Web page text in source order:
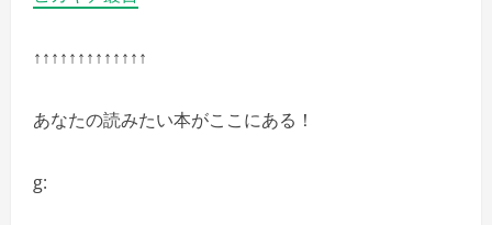
↑↑↑↑↑↑↑↑↑↑↑↑↑
あなたの読みたい本がここにある！
g: